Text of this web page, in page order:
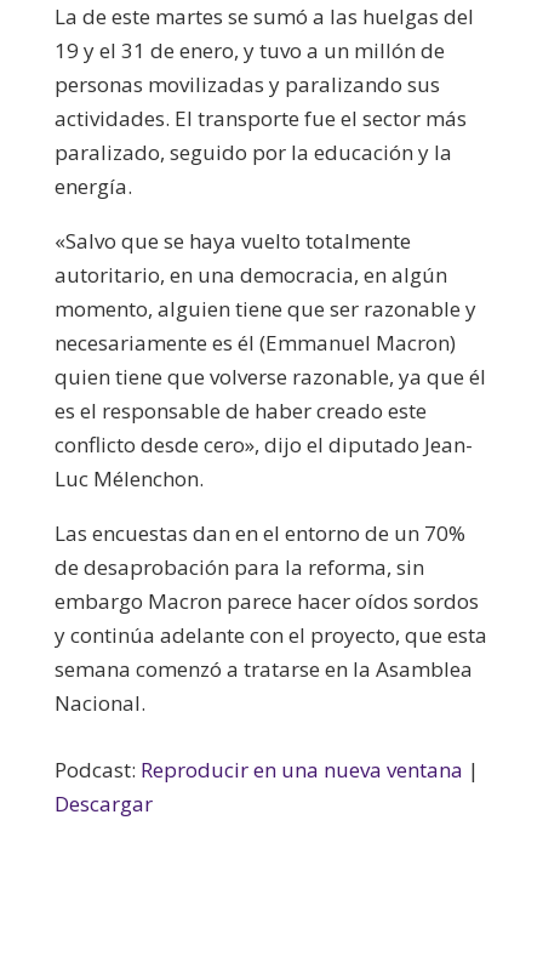
La de este martes se sumó a las huelgas del
19 y el 31 de enero, y tuvo a un millón de
personas movilizadas y paralizando sus
actividades. El transporte fue el sector más
paralizado, seguido por la educación y la
energía.
«Salvo que se haya vuelto totalmente
autoritario, en una democracia, en algún
momento, alguien tiene que ser razonable y
necesariamente es él (Emmanuel Macron)
quien tiene que volverse razonable, ya que él
es el responsable de haber creado este
conflicto desde cero», dijo el diputado Jean-
Luc Mélenchon.
Las encuestas dan en el entorno de un 70%
de desaprobación para la reforma, sin
embargo Macron parece hacer oídos sordos
y continúa adelante con el proyecto, que esta
semana comenzó a tratarse en la Asamblea
Nacional.
Podcast: Reproducir en una nueva ventana |
Descargar